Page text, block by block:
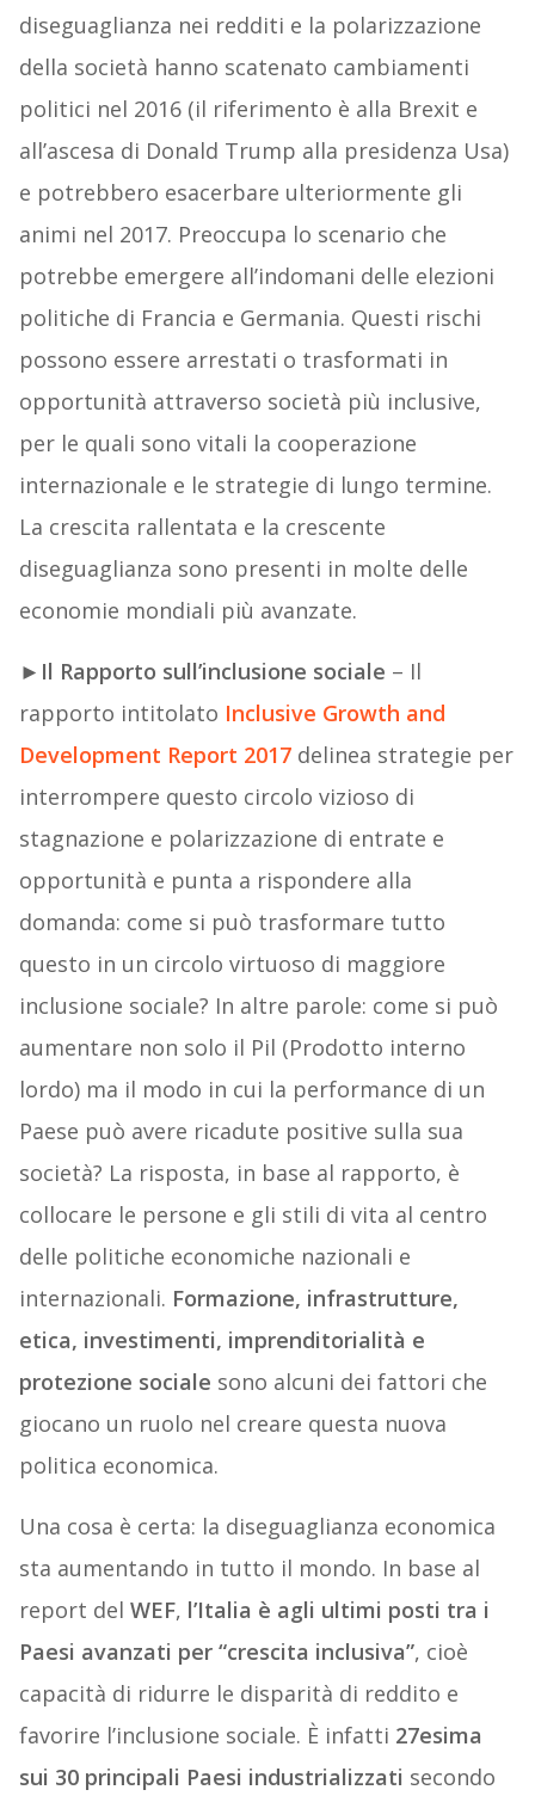
diseguaglianza nei redditi e la polarizzazione
della società hanno scatenato cambiamenti
politici nel 2016 (il riferimento è alla Brexit e
all’ascesa di Donald Trump alla presidenza Usa)
e potrebbero esacerbare ulteriormente gli
animi nel 2017. Preoccupa lo scenario che
potrebbe emergere all’indomani delle elezioni
politiche di Francia e Germania. Questi rischi
possono essere arrestati o trasformati in
opportunità attraverso società più inclusive,
per le quali sono vitali la cooperazione
internazionale e le strategie di lungo termine.
La crescita rallentata e la crescente
diseguaglianza sono presenti in molte delle
economie mondiali più avanzate.
► Il Rapporto sull’inclusione sociale – Il
rapporto intitolato Inclusive Growth and
Development Report 2017delinea strategie per
interrompere questo circolo vizioso di
stagnazione e polarizzazione di entrate e
opportunità e punta a rispondere alla
domanda: come si può trasformare tutto
questo in un circolo virtuoso di maggiore
inclusione sociale? In altre parole: come si può
aumentare non solo il Pil (Prodotto interno
lordo) ma il modo in cui la performance di un
Paese può avere ricadute positive sulla sua
società? La risposta, in base al rapporto, è
collocare le persone e gli stili di vita al centro
delle politiche economiche nazionali e
internazionali. Formazione, infrastrutture,
etica, investimenti, imprenditorialità e
protezione sociale sono alcuni dei fattori che
giocano un ruolo nel creare questa nuova
politica economica.
Una cosa è certa: la diseguaglianza economica
sta aumentando in tutto il mondo. In base al
report del WEF, l’Italia è agli ultimi posti tra i
Paesi avanzati per “crescita inclusiva”, cioè
capacità di ridurre le disparità di reddito e
favorire l’inclusione sociale. È infatti 27esima
sui 30 principali Paesi industrializzati secondo